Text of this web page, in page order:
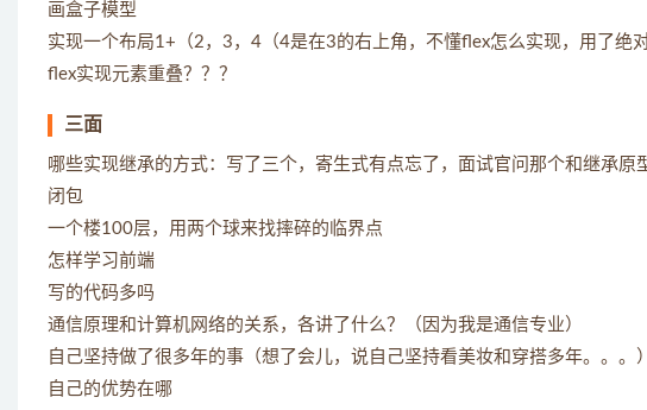
画盒子模型
实现一个布局1+（2，3，4（4是在3的右上角，不懂flex怎么实现，用了绝对
flex实现元素重叠？？？
三面
哪些实现继承的方式：写了三个，寄生式有点忘了，面试官问那个和继承原
闭包
一个楼100层，用两个球来找摔碎的临界点
怎样学习前端
写的代码多吗
通信原理和计算机网络的关系，各讲了什么？（因为我是通信专业）
自己坚持做了很多年的事（想了会儿，说自己坚持看美妆和穿搭多年。。。）
自己的优势在哪